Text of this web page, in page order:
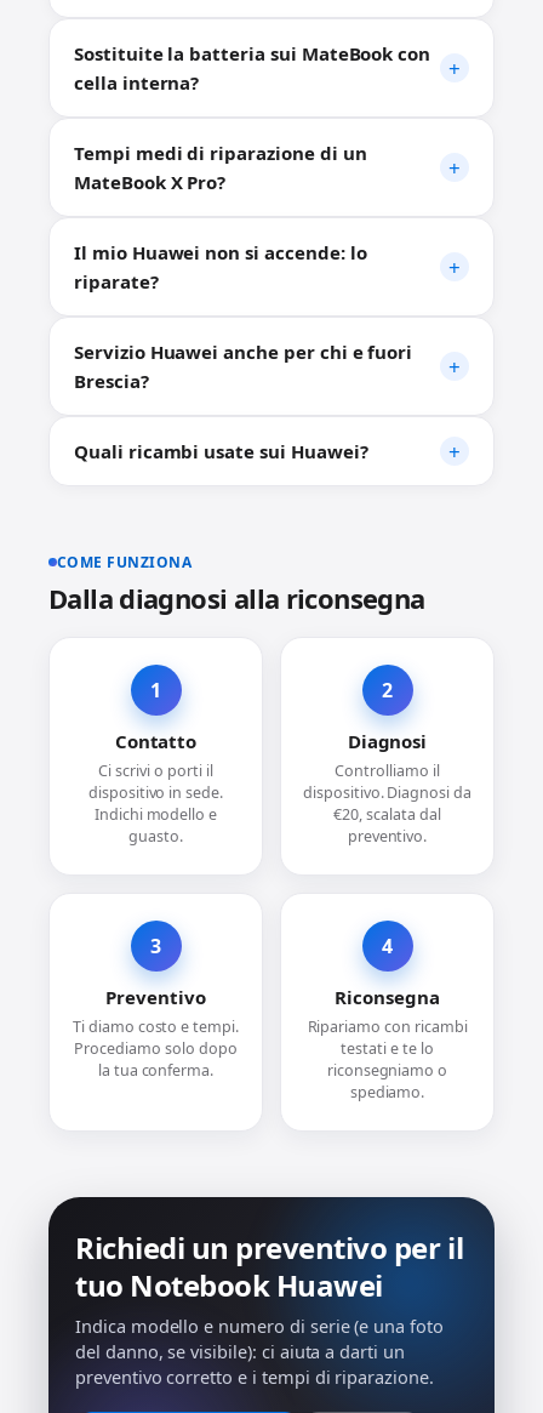
Sostituite la batteria sui MateBook con
cella interna?
Tempi medi di riparazione di un
MateBook X Pro?
Il mio Huawei non si accende: lo
riparate?
Servizio Huawei anche per chi e fuori
Brescia?
Quali ricambi usate sui Huawei?
COME FUNZIONA
Dalla diagnosi alla riconsegna
1
Contatto
Ci scrivi o porti il
dispositivo in sede.
Indichi modello e
guasto.
2
Diagnosi
Controlliamo il
dispositivo. Diagnosi da
€20, scalata dal
preventivo.
3
Preventivo
Ti diamo costo e tempi.
Procediamo solo dopo
la tua conferma.
4
Riconsegna
Ripariamo con ricambi
testati e te lo
riconsegniamo o
spediamo.
Richiedi un preventivo per il
tuo Notebook Huawei
Indica modello e numero di serie (e una foto
del danno, se visibile): ci aiuta a darti un
preventivo corretto e i tempi di riparazione.